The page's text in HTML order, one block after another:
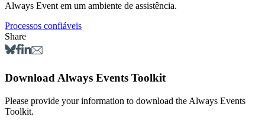
Always Event em um ambiente de assistência.
Processos confiáveis
Share
Download Always Events Toolkit
Please provide your information to download the Always Events
Toolkit.